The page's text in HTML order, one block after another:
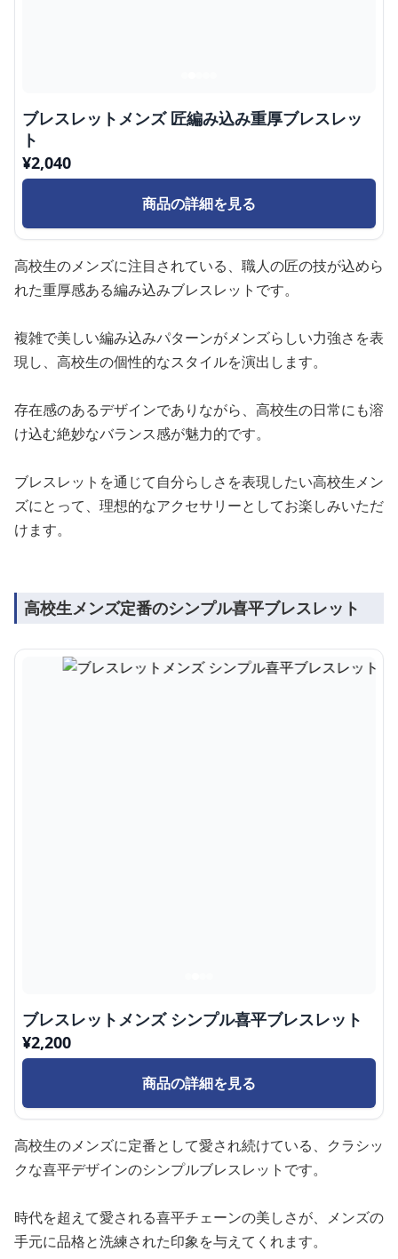
ブレスレットメンズ 匠編み込み重厚ブレスレッ
ト
¥2,040
商品の詳細を見る
高校生のメンズに注目されている、職人の匠の技が込めら
れた重厚感ある編み込みブレスレットです。
複雑で美しい編み込みパターンがメンズらしい力強さを表
現し、高校生の個性的なスタイルを演出します。
存在感のあるデザインでありながら、高校生の日常にも溶
け込む絶妙なバランス感が魅力的です。
ブレスレットを通じて自分らしさを表現したい高校生メン
ズにとって、理想的なアクセサリーとしてお楽しみいただ
けます。
高校生メンズ定番のシンプル喜平ブレスレット
ブレスレットメンズ シンプル喜平ブレスレット
¥2,200
商品の詳細を見る
高校生のメンズに定番として愛され続けている、クラシッ
クな喜平デザインのシンプルブレスレットです。
時代を超えて愛される喜平チェーンの美しさが、メンズの
手元に品格と洗練された印象を与えてくれます。